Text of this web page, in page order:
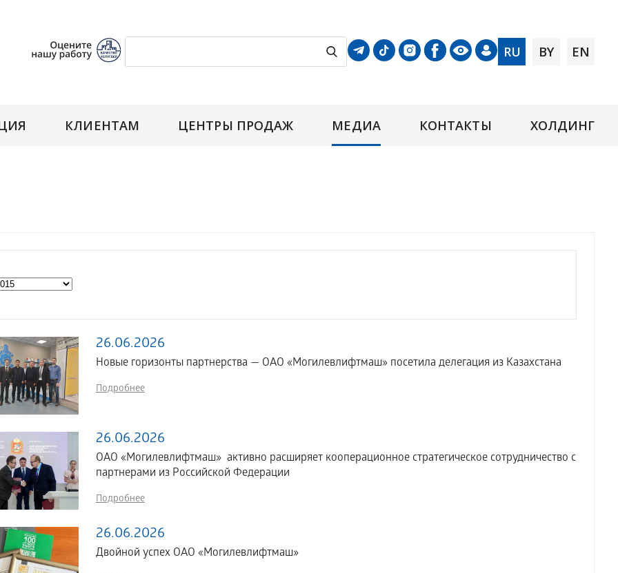
RU BY EN
КЛИЕНТАМ ЦЕНТРЫ ПРОДАЖ МЕДИА КОНТАКТЫ ХОЛДИНГ
26.06.2026
Новые горизонты партнерства — ОАО «Могилевлифтмаш» посетила делегация из Казахстана
Подробнее
26.06.2026
ОАО «Могилевлифтмаш» активно расширяет кооперационное стратегическое сотрудничество с
партнерами из Российской Федерации
Подробнее
26.06.2026
Двойной успех ОАО «Могилевлифтмаш»